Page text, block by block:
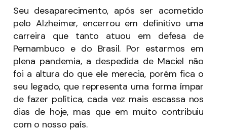
Seu desaparecimento, após ser acometido
pelo Alzheimer, encerrou em definitivo uma
carreira que tanto atuou em defesa de
Pernambuco e do Brasil. Por estarmos em
plena pandemia, a despedida de Maciel não
foi a altura do que ele merecia, porém fica o
seu legado, que representa uma forma ímpar
de fazer política, cada vez mais escassa nos
dias de hoje, mas que em muito contribuiu
com o nosso país.